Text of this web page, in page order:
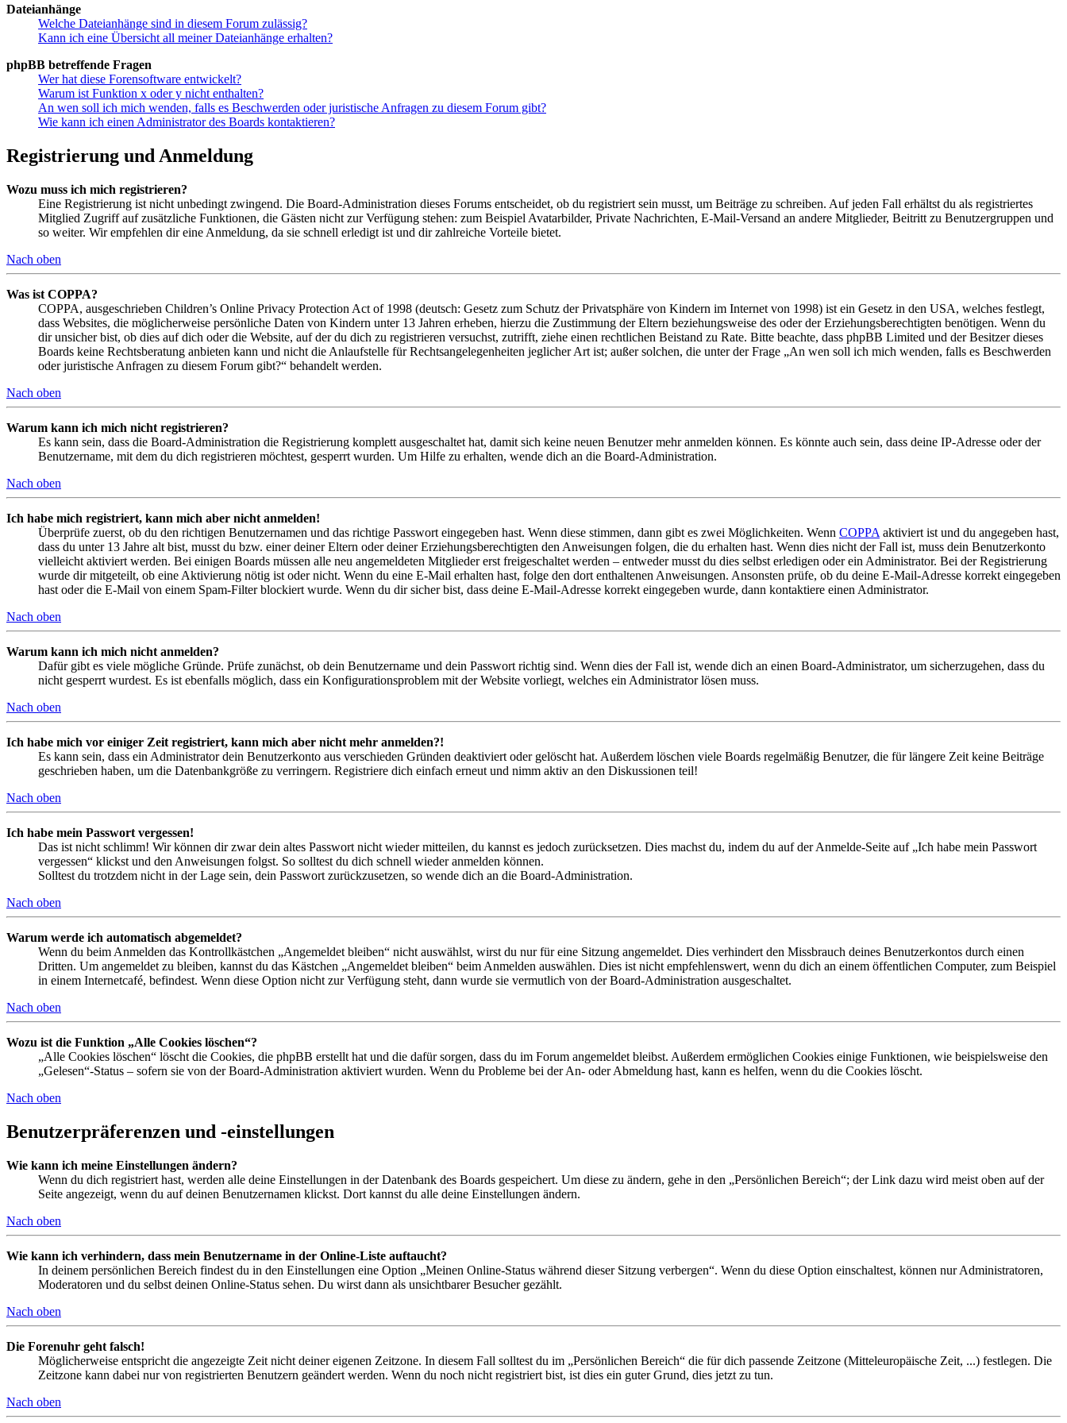
Dateianhänge
Welche Dateianhänge sind in diesem Forum zulässig?
Kann ich eine Übersicht all meiner Dateianhänge erhalten?
phpBB betreffende Fragen
Wer hat diese Forensoftware entwickelt?
Warum ist Funktion x oder y nicht enthalten?
An wen soll ich mich wenden, falls es Beschwerden oder juristische Anfragen zu diesem Forum gibt?
Wie kann ich einen Administrator des Boards kontaktieren?
Registrierung und Anmeldung
Wozu muss ich mich registrieren?
Eine Registrierung ist nicht unbedingt zwingend. Die Board-Administration dieses Forums entscheidet, ob du registriert sein musst, um Beiträge zu schreiben. Auf jeden Fall erhältst du als registriertes
Mitglied Zugriff auf zusätzliche Funktionen, die Gästen nicht zur Verfügung stehen: zum Beispiel Avatarbilder, Private Nachrichten, E-Mail-Versand an andere Mitglieder, Beitritt zu Benutzergruppen und
so weiter. Wir empfehlen dir eine Anmeldung, da sie schnell erledigt ist und dir zahlreiche Vorteile bietet.
Nach oben
Was ist COPPA?
COPPA, ausgeschrieben Children’s Online Privacy Protection Act of 1998 (deutsch: Gesetz zum Schutz der Privatsphäre von Kindern im Internet von 1998) ist ein Gesetz in den USA, welches festlegt,
dass Websites, die möglicherweise persönliche Daten von Kindern unter 13 Jahren erheben, hierzu die Zustimmung der Eltern beziehungsweise des oder der Erziehungsberechtigten benötigen. Wenn du
dir unsicher bist, ob dies auf dich oder die Website, auf der du dich zu registrieren versuchst, zutrifft, ziehe einen rechtlichen Beistand zu Rate. Bitte beachte, dass phpBB Limited und der Besitzer dieses
Boards keine Rechtsberatung anbieten kann und nicht die Anlaufstelle für Rechtsangelegenheiten jeglicher Art ist; außer solchen, die unter der Frage „An wen soll ich mich wenden, falls es Beschwerden
oder juristische Anfragen zu diesem Forum gibt?“ behandelt werden.
Nach oben
Warum kann ich mich nicht registrieren?
Es kann sein, dass die Board-Administration die Registrierung komplett ausgeschaltet hat, damit sich keine neuen Benutzer mehr anmelden können. Es könnte auch sein, dass deine IP-Adresse oder der
Benutzername, mit dem du dich registrieren möchtest, gesperrt wurden. Um Hilfe zu erhalten, wende dich an die Board-Administration.
Nach oben
Ich habe mich registriert, kann mich aber nicht anmelden!
Überprüfe zuerst, ob du den richtigen Benutzernamen und das richtige Passwort eingegeben hast. Wenn diese stimmen, dann gibt es zwei Möglichkeiten. Wenn COPPA aktiviert ist und du angegeben hast,
dass du unter 13 Jahre alt bist, musst du bzw. einer deiner Eltern oder deiner Erziehungsberechtigten den Anweisungen folgen, die du erhalten hast. Wenn dies nicht der Fall ist, muss dein Benutzerkonto
vielleicht aktiviert werden. Bei einigen Boards müssen alle neu angemeldeten Mitglieder erst freigeschaltet werden – entweder musst du dies selbst erledigen oder ein Administrator. Bei der Registrierung
wurde dir mitgeteilt, ob eine Aktivierung nötig ist oder nicht. Wenn du eine E-Mail erhalten hast, folge den dort enthaltenen Anweisungen. Ansonsten prüfe, ob du deine E-Mail-Adresse korrekt eingegeben
hast oder die E-Mail von einem Spam-Filter blockiert wurde. Wenn du dir sicher bist, dass deine E-Mail-Adresse korrekt eingegeben wurde, dann kontaktiere einen Administrator.
Nach oben
Warum kann ich mich nicht anmelden?
Dafür gibt es viele mögliche Gründe. Prüfe zunächst, ob dein Benutzername und dein Passwort richtig sind. Wenn dies der Fall ist, wende dich an einen Board-Administrator, um sicherzugehen, dass du
nicht gesperrt wurdest. Es ist ebenfalls möglich, dass ein Konfigurationsproblem mit der Website vorliegt, welches ein Administrator lösen muss.
Nach oben
Ich habe mich vor einiger Zeit registriert, kann mich aber nicht mehr anmelden?!
Es kann sein, dass ein Administrator dein Benutzerkonto aus verschieden Gründen deaktiviert oder gelöscht hat. Außerdem löschen viele Boards regelmäßig Benutzer, die für längere Zeit keine Beiträge
geschrieben haben, um die Datenbankgröße zu verringern. Registriere dich einfach erneut und nimm aktiv an den Diskussionen teil!
Nach oben
Ich habe mein Passwort vergessen!
Das ist nicht schlimm! Wir können dir zwar dein altes Passwort nicht wieder mitteilen, du kannst es jedoch zurücksetzen. Dies machst du, indem du auf der Anmelde-Seite auf „Ich habe mein Passwort
vergessen“ klickst und den Anweisungen folgst. So solltest du dich schnell wieder anmelden können.
Solltest du trotzdem nicht in der Lage sein, dein Passwort zurückzusetzen, so wende dich an die Board-Administration.
Nach oben
Warum werde ich automatisch abgemeldet?
Wenn du beim Anmelden das Kontrollkästchen „Angemeldet bleiben“ nicht auswählst, wirst du nur für eine Sitzung angemeldet. Dies verhindert den Missbrauch deines Benutzerkontos durch einen
Dritten. Um angemeldet zu bleiben, kannst du das Kästchen „Angemeldet bleiben“ beim Anmelden auswählen. Dies ist nicht empfehlenswert, wenn du dich an einem öffentlichen Computer, zum Beispiel
in einem Internetcafé, befindest. Wenn diese Option nicht zur Verfügung steht, dann wurde sie vermutlich von der Board-Administration ausgeschaltet.
Nach oben
Wozu ist die Funktion „Alle Cookies löschen“?
„Alle Cookies löschen“ löscht die Cookies, die phpBB erstellt hat und die dafür sorgen, dass du im Forum angemeldet bleibst. Außerdem ermöglichen Cookies einige Funktionen, wie beispielsweise den
„Gelesen“-Status – sofern sie von der Board-Administration aktiviert wurden. Wenn du Probleme bei der An- oder Abmeldung hast, kann es helfen, wenn du die Cookies löscht.
Nach oben
Benutzerpräferenzen und -einstellungen
Wie kann ich meine Einstellungen ändern?
Wenn du dich registriert hast, werden alle deine Einstellungen in der Datenbank des Boards gespeichert. Um diese zu ändern, gehe in den „Persönlichen Bereich“; der Link dazu wird meist oben auf der
Seite angezeigt, wenn du auf deinen Benutzernamen klickst. Dort kannst du alle deine Einstellungen ändern.
Nach oben
Wie kann ich verhindern, dass mein Benutzername in der Online-Liste auftaucht?
In deinem persönlichen Bereich findest du in den Einstellungen eine Option „Meinen Online-Status während dieser Sitzung verbergen“. Wenn du diese Option einschaltest, können nur Administratoren,
Moderatoren und du selbst deinen Online-Status sehen. Du wirst dann als unsichtbarer Besucher gezählt.
Nach oben
Die Forenuhr geht falsch!
Möglicherweise entspricht die angezeigte Zeit nicht deiner eigenen Zeitzone. In diesem Fall solltest du im „Persönlichen Bereich“ die für dich passende Zeitzone (Mitteleuropäische Zeit, ...) festlegen. Die
Zeitzone kann dabei nur von registrierten Benutzern geändert werden. Wenn du noch nicht registriert bist, ist dies ein guter Grund, dies jetzt zu tun.
Nach oben